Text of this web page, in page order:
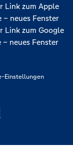
Einstellungen